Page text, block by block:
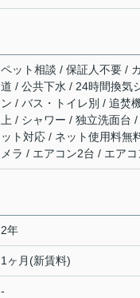
ペット相談 / 保証人不要 /
道 / 公共下水 / 24時間換気
ン / バス・トイレ別 / 追焚
上 / シャワー / 独立洗面
ット対応 / ネット使用料無
メラ / エアコン2台 / エア
2年
1ヶ月(新賃料)
-